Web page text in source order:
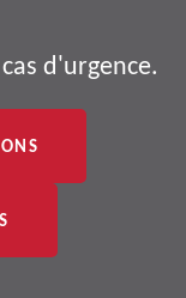
d'urgence.